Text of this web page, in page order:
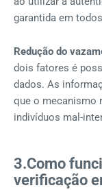
garantida em
Redução do
dois fatores é
dados. As
que o mecanismo
indivíduos mal-
3.Como
verificação